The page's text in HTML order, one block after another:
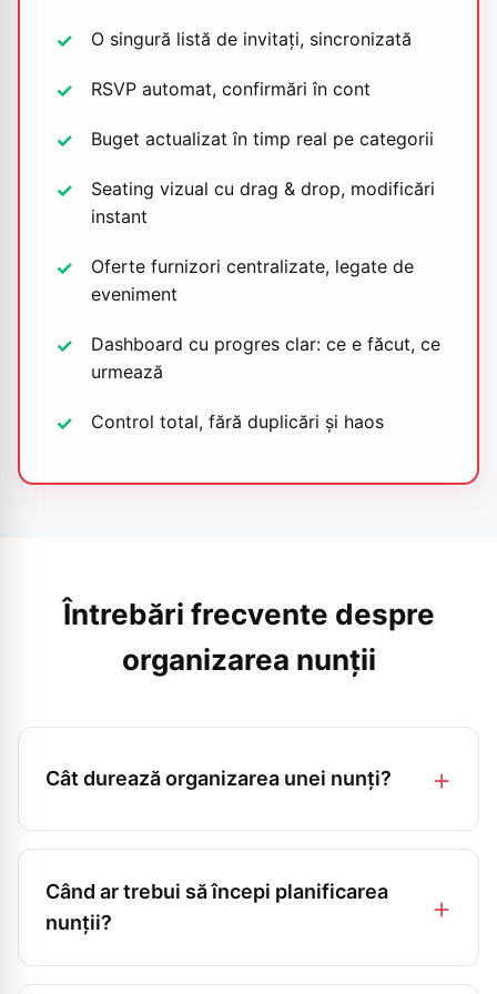
O singură listă de invitați, sincronizată
RSVP automat, confirmări în cont
Buget actualizat în timp real pe categorii
Seating vizual cu drag & drop, modificări
instant
Oferte furnizori centralizate, legate de
eveniment
Dashboard cu progres clar: ce e făcut, ce
urmează
Control total, fără duplicări și haos
Întrebări frecvente despre
organizarea nunții
Cât durează organizarea unei nunți?
În medie, planificarea unei nunți durează între 6
numărul de invitați. Cu un sistem centralizat,
poți reduce timpul petrecut cu organizarea
administrativă (liste, confirmări, calcule) și te
Când ar trebui să începi planificarea
nunții?
Idealul este să începi planificarea cu minim 8-12